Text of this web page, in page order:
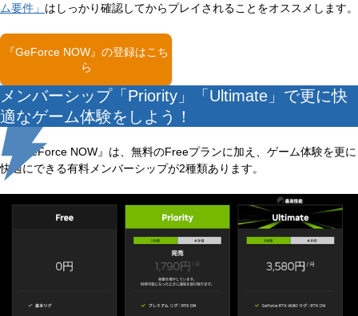
ム要件」 はしっかり確認してからプレイされることをオススメします。
『GeForce NOW』の登録はこち
ら
メンバーシップ「Priority」「Ultimate」で更に快
適なゲーム体験をしよう！
『GeForce NOW』は、無料のFreeプランに加え、ゲーム体験を更に
快適にできる有料メンバーシップが2種類あります。